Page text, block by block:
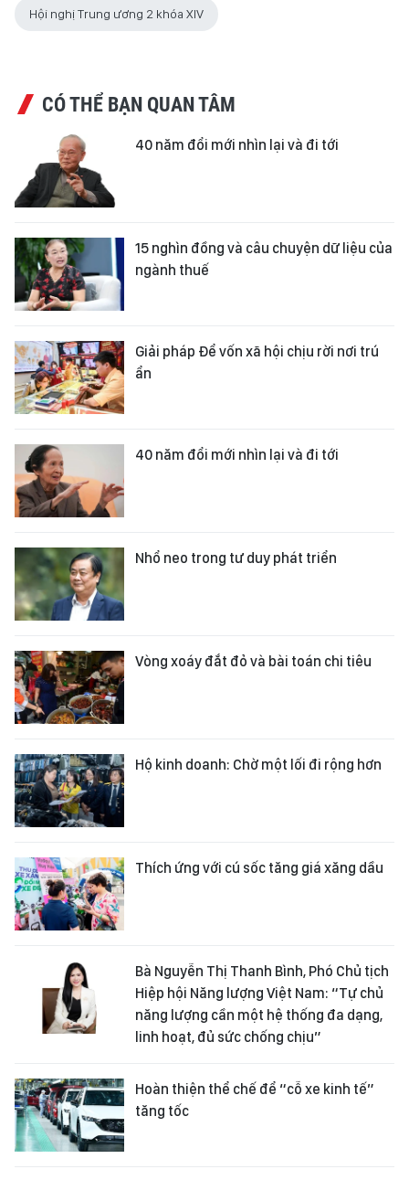
Hội nghị Trung ương 2 khóa XIV
CÓ THỂ BẠN QUAN TÂM
40 năm đổi mới nhìn lại và đi tới
15 nghìn đồng và câu chuyện dữ liệu của
ngành thuế
Giải pháp Để vốn xã hội chịu rời nơi trú
ẩn
40 năm đổi mới nhìn lại và đi tới
Nhổ neo trong tư duy phát triển
Vòng xoáy đắt đỏ và bài toán chi tiêu
Hộ kinh doanh: Chờ một lối đi rộng hơn
Thích ứng với cú sốc tăng giá xăng dầu
Bà Nguyễn Thị Thanh Bình, Phó Chủ tịch
Hiệp hội Năng lượng Việt Nam: “Tự chủ
năng lượng cần một hệ thống đa dạng,
linh hoạt, đủ sức chống chịu”
Hoàn thiện thể chế để “cỗ xe kinh tế”
tăng tốc